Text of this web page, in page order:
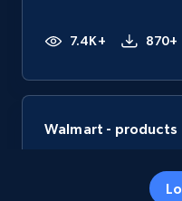
7.4K+ 870+
Walmart - products
Specifications, Image